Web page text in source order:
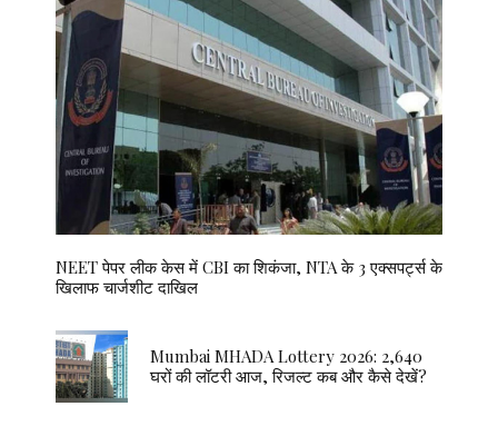
NEET पेपर लीक केस में CBI का शिकंजा, NTA के 3 एक्सपर्ट्स के
खिलाफ चार्जशीट दाखिल
Mumbai MHADA Lottery 2026: 2,640
घरों की लॉटरी आज, रिजल्ट कब और कैसे देखें?